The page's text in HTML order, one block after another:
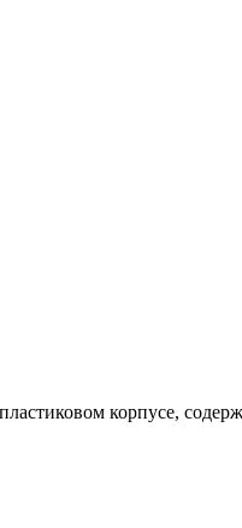
корпусе,